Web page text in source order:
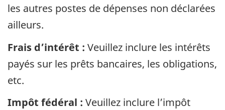
les autres postes de dépenses non déclarées
ailleurs.
Frais d’intérêt : Veuillez inclure les intérêts
payés sur les prêts bancaires, les obligations,
etc.
Impôt fédéral : Veuillez inclure l’impôt